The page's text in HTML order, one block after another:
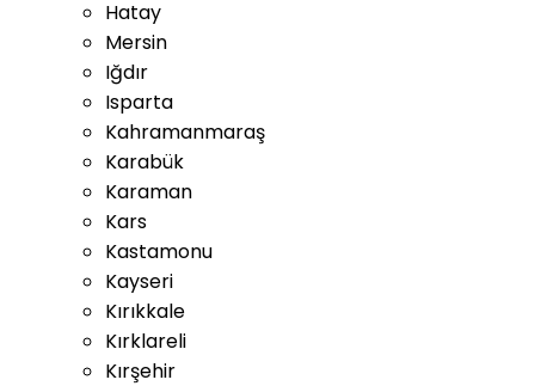
Hatay
Mersin
Iğdır
Isparta
Kahramanmaraş
Karabük
Karaman
Kars
Kastamonu
Kayseri
Kırıkkale
Kırklareli
Kırşehir